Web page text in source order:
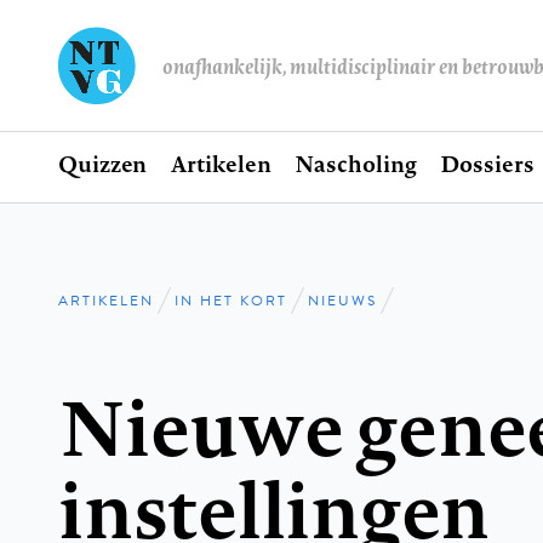
onafhankelijk, multidisciplinair en
Hoofdnavigatie
Home
Quizzen Artikelen Nascholing Dossiers
Kruimelpad
ARTIKELEN IN HET KORT NIEUWS
Nieuwe
instellingen